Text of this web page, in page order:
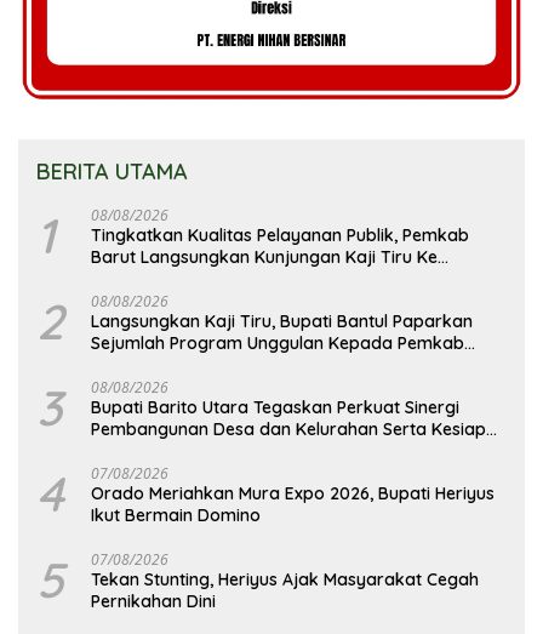
BERITA UTAMA
1 08/08/2026
Tingkatkan Kualitas Pelayanan Publik, Pemkab
Barut Langsungkan Kunjungan Kaji Tiru Ke
2 08/08/2026
Langsungkan Kaji Tiru, Bupati Bantul Paparkan
Sejumlah Program Unggulan Kepada Pemkab
3 08/08/2026
Bupati Barito Utara Tegaskan Perkuat Sinergi
Pembangunan Desa dan Kelurahan Serta Kesiapan
4 07/08/2026
Orado Meriahkan Mura Expo 2026, Bupati Heriyus
Ikut Bermain Domino
5 07/08/2026
Tekan Stunting, Heriyus Ajak Masyarakat Cegah
Pernikahan Dini